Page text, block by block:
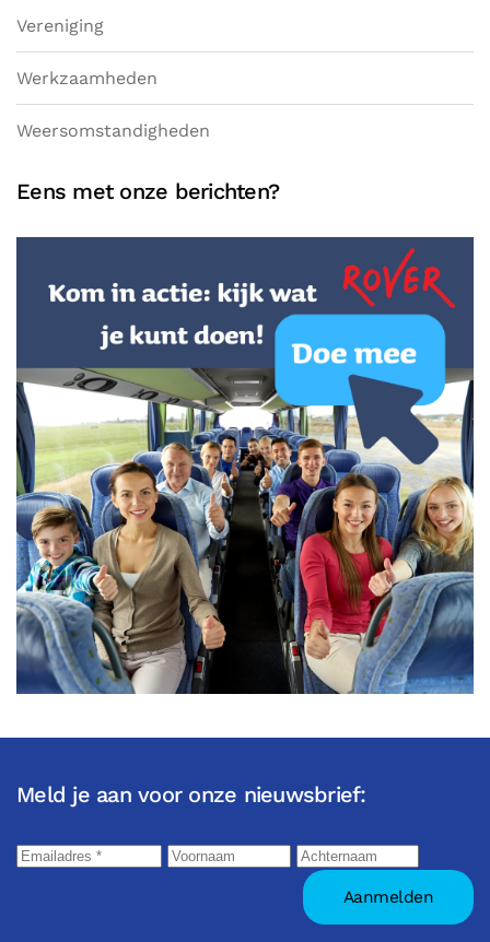
Vereniging
Werkzaamheden
Weersomstandigheden
Eens met onze berichten?
Meld je aan voor onze nieuwsbrief: